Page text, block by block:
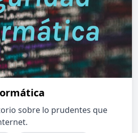
sobre lo prudentes que